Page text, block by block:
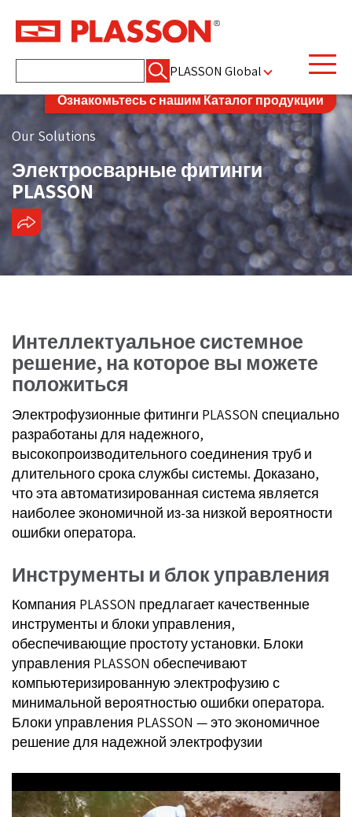
PLASSON Global
Ознакомьтесь с нашим Каталог продукции
Our Solutions
Электросварные фитинги
PLASSON
ПОДЕЛИТЬСЯ
Интеллектуальное системное
решение, на которое вы можете
положиться
Электрофузионные фитинги PLASSON специально
разработаны для надежного,
высокопроизводительного соединения труб и
длительного срока службы системы. Доказано,
что эта автоматизированная система является
наиболее экономичной из-за низкой вероятности
ошибки оператора.
Инструменты и блок управления
Компания PLASSON предлагает качественные
инструменты и блоки управления,
обеспечивающие простоту установки. Блоки
управления PLASSON обеспечивают
компьютеризированную электрофузию с
минимальной вероятностью ошибки оператора.
Блоки управления PLASSON — это экономичное
решение для надежной электрофузии